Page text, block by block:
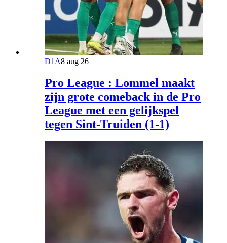
D1A8 aug 26
Pro League : Lommel maakt
zijn grote comeback in de Pro
League met een gelijkspel
tegen Sint-Truiden (1-1)